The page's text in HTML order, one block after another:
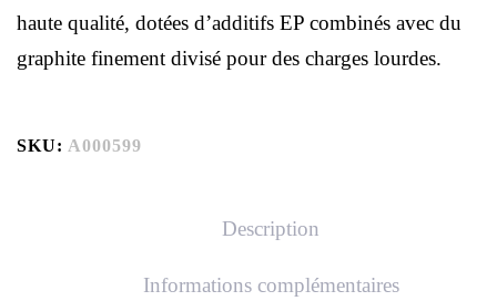
haute qualité, dotées d’additifs EP combinés avec du
graphite finement divisé pour des charges lourdes.
SKU: A000599
Description
Informations complémentaires